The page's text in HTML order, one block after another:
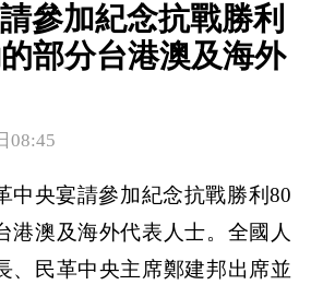
參加紀念抗戰勝利
部分台港澳及海外
中央宴請參加紀念抗戰勝利80
港澳及海外代表人士。全國人
、民革中央主席鄭建邦出席並